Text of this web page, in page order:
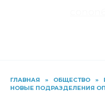
ГЛАВНАЯ » ОБЩЕСТВО »
НОВЫЕ ПОДРАЗДЕЛЕНИЯ